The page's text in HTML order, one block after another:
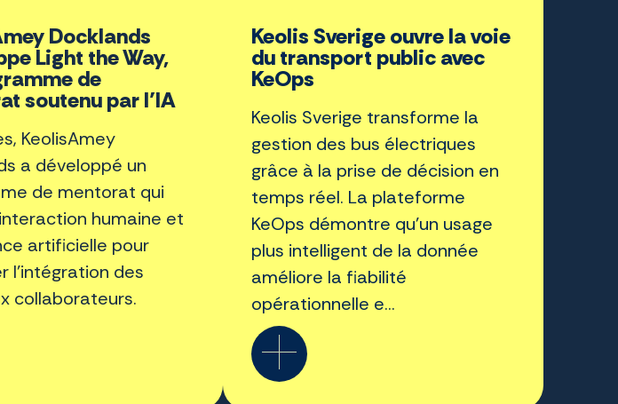
Docklands
Light the Way,
de
soutenu par l’IA
KeolisAmey
a développé un
de mentorat qui
humaine et
artificielle pour
l’intégration des
collaborateurs.
Keolis Sverige ouvre la voie
du transport public avec
KeOps
Keolis Sverige transforme la
gestion des bus électriques
grâce à la prise de décision en
temps réel. La plateforme
KeOps démontre qu'un usage
plus intelligent de la donnée
améliore la fiabilité
opérationnelle e...